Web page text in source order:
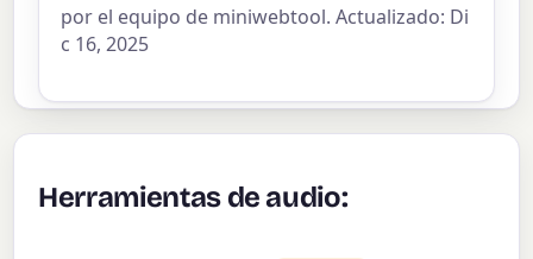
por el equipo de miniwebtool. Actualizado: Di
c 16, 2025
Herramientas de audio: